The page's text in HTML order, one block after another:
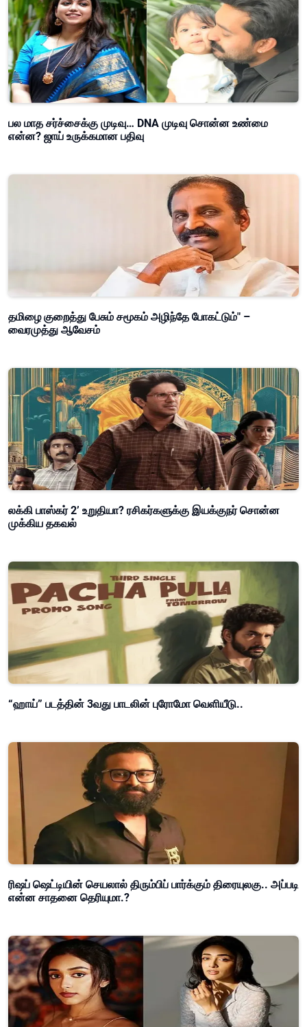
பல மாத சர்ச்சைக்கு முடிவு… DNA முடிவு சொன்ன உண்மை
என்ன? ஜாய் உருக்கமான பதிவு
தமிழை குறைத்து பேசும் சமூகம் அழிந்தே போகட்டும்" –
வைரமுத்து ஆவேசம்
லக்கி பாஸ்கர் 2’ உறுதியா? ரசிகர்களுக்கு இயக்குநர் சொன்ன
முக்கிய தகவல்
“ஹாய்” படத்தின் 3வது பாடலின் புரோமோ வெளியீடு..
ரிஷப் ஷெட்டியின் செயலால் திரும்பிப் பார்க்கும் திரையுலகு.. அப்படி
என்ன சாதனை தெரியுமா.?